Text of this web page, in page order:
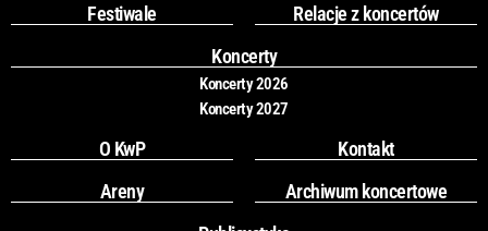
o
k
r
a
m
Festiwale
Relacje z koncertów
Koncerty
Koncerty 2026
Koncerty 2027
O KwP
Kontakt
Areny
Archiwum koncertowe